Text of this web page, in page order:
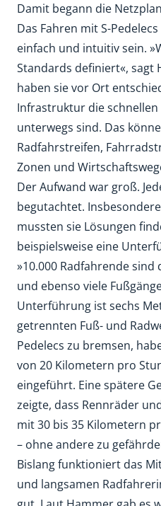
Damit begann die
Das Fahren mit S-
einfach und intuitiv sein.
Standards definiert«, sagt
haben sie vor Ort
Infrastruktur die
unterwegs sind. Das
Radfahrstreifen,
Zonen und
Der Aufwand war groß.
begutachtet.
mussten sie Lösungen
beispielsweise eine
»10.000 Radfahrende
und ebenso viele
Unterführung ist sechs
getrennten Fuß- und
Pedelecs zu bremsen,
von 20 Kilometern pro
eingeführt. Eine spätere
zeigte, dass Rennräder
mit 30 bis 35 Kilometern
– ohne andere zu
Bislang funktioniert das
und langsamen